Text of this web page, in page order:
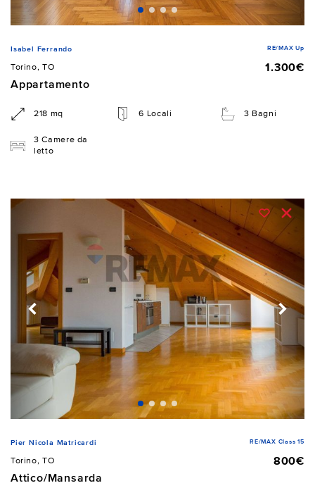
Isabel Ferrando RE/MAX Up
Torino, TO
1.300€
Appartamento
218 mq 6 Locali 3 Bagni
3 Camere da
letto
Pier Nicola Matricardi RE/MAX Class 15
Torino, TO
800€
Attico/Mansarda